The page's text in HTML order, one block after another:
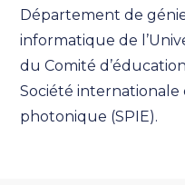
Département de
informatique de
du Comité
Société internationale
photonique (SPIE).